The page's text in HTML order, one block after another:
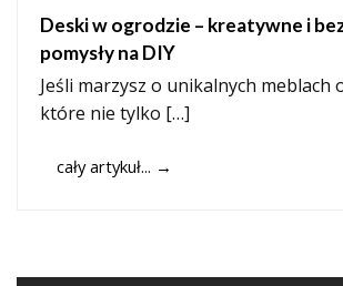
Deski w ogrodzie – kreatywne i
pomysły na DIY
Jeśli marzysz o unikalnych meblach
które nie tylko […]
cały artykuł... →